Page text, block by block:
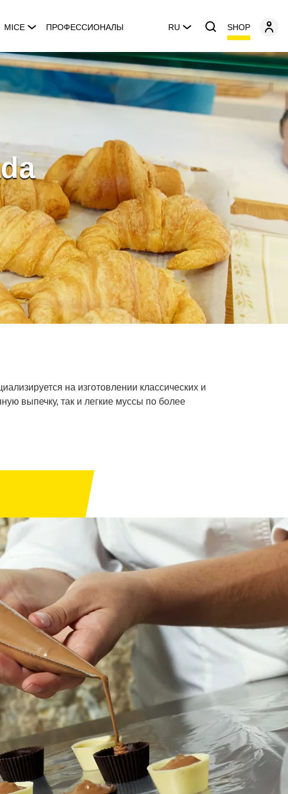
MICE ПРОФЕССИОНАЛЫ RU SHOP
на изготовлении классических и
выпечку, так и легкие муссы по более